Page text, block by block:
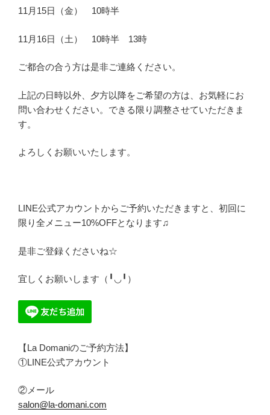
11月15日（金） 10時半
11月16日（土） 10時半 13時
ご都合の合う方は是非ご連絡ください。
上記の日時以外、夕方以降をご希望の方は、お気軽にお
問い合わせください。できる限り調整させていただきま
す。
よろしくお願いいたします。
LINE公式アカウントからご予約いただきますと、初回に
限り全メニュー10%OFFとなります♫
是非ご登録くださいね☆
宜しくお願いします（╹◡╹）
【La Domaniのご予約方法】
①LINE公式アカウント
②メール
salon@la-domani.com